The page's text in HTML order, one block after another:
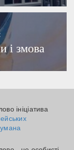
і змова
ініціатива